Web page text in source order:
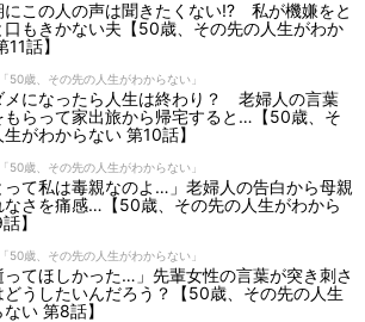
にこの人の声は聞きたくない⁉ 私が機嫌をと
口もきかない夫【50歳、その先の人生がわか
話】
50歳、その先の人生がわからない」
メになったら人生は終わり？ 老婦人の言葉
もらって家出旅から帰宅すると…【50歳、そ
がわからない 第10話】
50歳、その先の人生がわからない」
って私は毒親なのよ…」老婦人の告白から母親
なさを痛感…【50歳、その先の人生がわから
】
50歳、その先の人生がわからない」
ってほしかった…」先輩女性の言葉が突き刺さ
どうしたいんだろう？【50歳、その先の人生
い 第8話】